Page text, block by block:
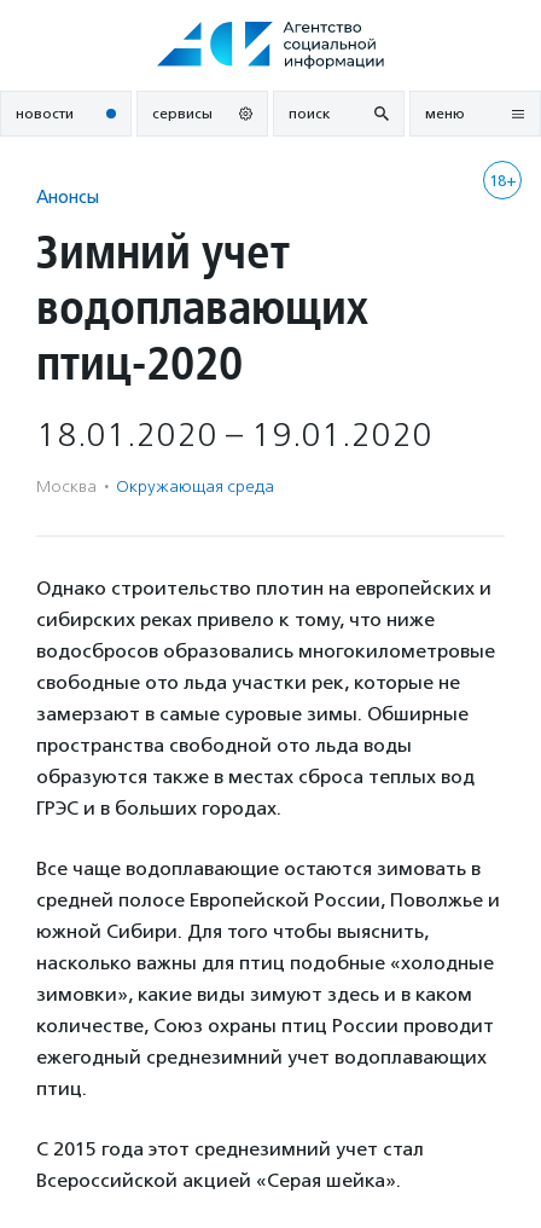
новости сервисы поиск меню
18+
Анонсы
Зимний учет
водоплавающих
птиц-2020
18.01.2020 – 19.01.2020
Москва · Окружающая среда
Однако строительство плотин на европейских и
сибирских реках привело к тому, что ниже
водосбросов образовались многокилометровые
свободные ото льда участки рек, которые не
замерзают в самые суровые зимы. Обширные
пространства свободной ото льда воды
образуются также в местах сброса теплых вод
ГРЭС и в больших городах.
Все чаще водоплавающие остаются зимовать в
cредней полосе Европейской России, Поволжье и
южной Сибири. Для того чтобы выяснить,
насколько важны для птиц подобные «холодные
зимовки», какие виды зимуют здесь и в каком
количестве, Союз охраны птиц России проводит
ежегодный среднезимний учет водоплавающих
птиц.
С 2015 года этот среднезимний учет стал
Всероссийской акцией «Серая шейка».